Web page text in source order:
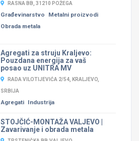
RASNA BB, 31210 POŽEGA
Građevinarstvo
Metalni proizvodi
Obrada metala
Agregati za struju Kraljevo:
Pouzdana energija za vaš
posao uz UNITRA MV
RADA VILOTIJEVIĆA 2/54, KRALJEVO,
SRBIJA
Agregati Industrija
STOJČIĆ-MONTAŽA VALJEVO |
Zavarivanje i obrada metala